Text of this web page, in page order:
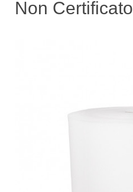
Non Certificato